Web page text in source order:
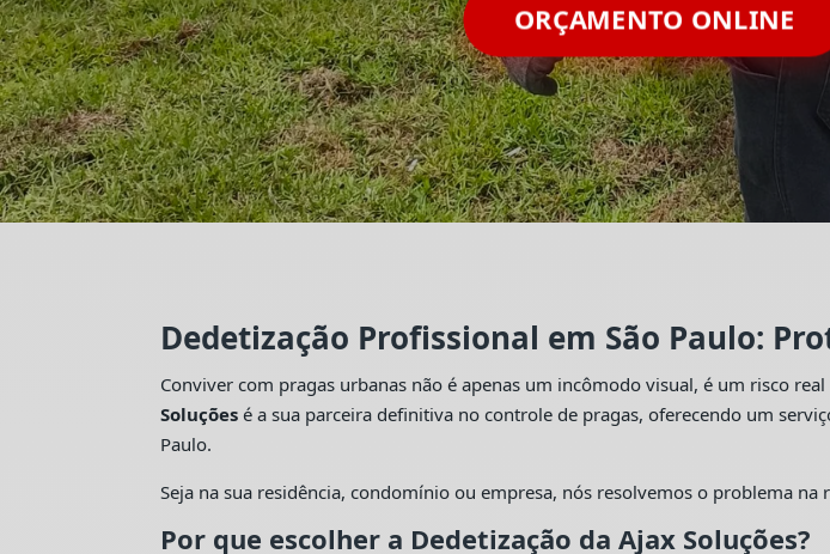
ORÇAMENTO ONLINE
Dedetização Profissional em São Paulo:
Conviver com pragas urbanas não é apenas um incômodo visual, é um risco
Soluções é a sua parceira definitiva no controle de pragas, oferecendo um
Paulo.
Seja na sua residência, condomínio ou empresa, nós resolvemos o problema
Por que escolher a Dedetização da Ajax Soluções?